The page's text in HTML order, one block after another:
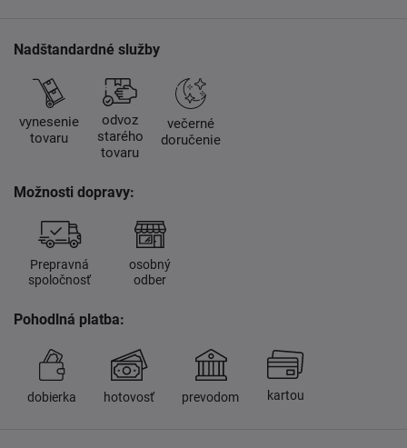
Nadštandardné služby
vynesenie
tovaru
odvoz
starého
tovaru
večerné
doručenie
Možnosti dopravy:
Prepravná
spoločnosť
osobný
odber
Pohodlná platba:
dobierka hotovosť prevodom kartou